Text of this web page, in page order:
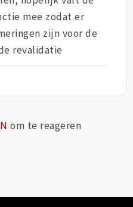
mee zodat er
zijn voor de
revalidatie
om te reageren